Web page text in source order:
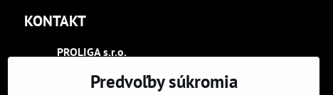
KONTAKT
PROLIGA s​.r​.o​.
Kasárenská 2404
Predvoľby súkromia